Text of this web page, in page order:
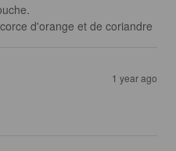
d'orange et de coriandre
1 year ago